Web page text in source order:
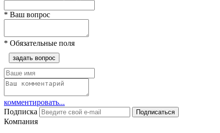
* Ваш вопрос
* Обязательные поля
задать вопрос
комментировать...
Подписка
Подписаться
Компания